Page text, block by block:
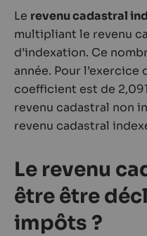
Le revenu cadastral
multipliant le revenu
d’indexation. Ce
année. Pour l’exercice
coefficient est de
revenu cadastral non
revenu cadastral
Le revenu
être être
impôts ?